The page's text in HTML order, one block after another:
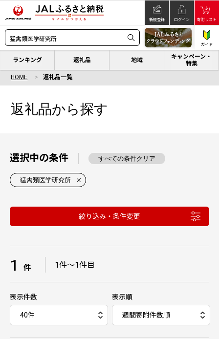
新規登録 ログイン 寄附リスト
ガイド
ランキング 返礼品 地域
キャンペーン・
特集
HOME 返礼品一覧
返礼品から探す
選択中の条件 すべての条件クリア
猛禽類医学研究所
絞り込み・条件変更
1 件 1件〜1件目
表示件数 表示順